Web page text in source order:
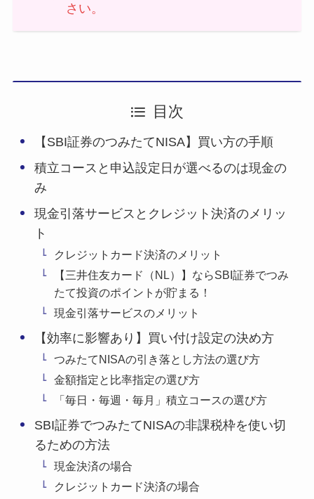
さい。
目次
【SBI証券のつみたてNISA】買い方の手順
積立コースと申込設定日が選べるのは現金の
み
現金引落サービスとクレジット決済のメリッ
ト
クレジットカード決済のメリット
【三井住友カード（NL）】ならSBI証券でつみ
たて投資のポイントが貯まる！
現金引落サービスのメリット
【効率に影響あり】買い付け設定の決め方
つみたてNISAの引き落とし方法の選び方
金額指定と比率指定の選び方
「毎日・毎週・毎月」積立コースの選び方
SBI証券でつみたてNISAの非課税枠を使い切
るための方法
現金決済の場合
クレジットカード決済の場合